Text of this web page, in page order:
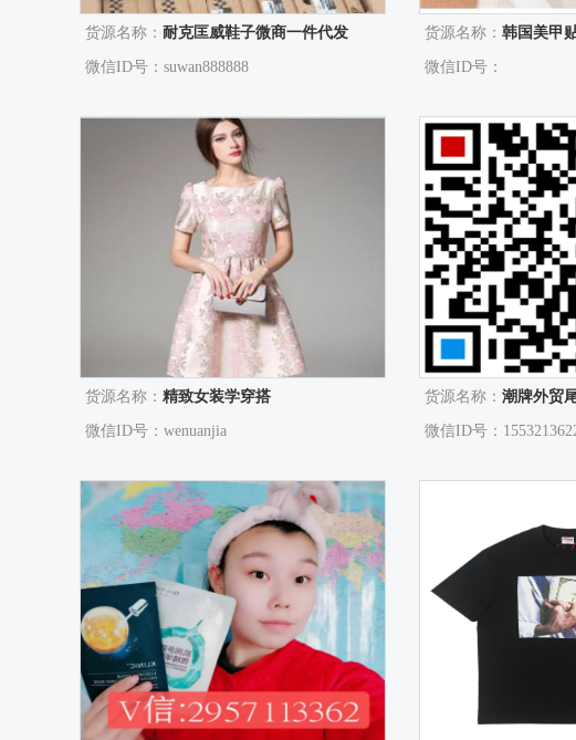
货源名称： 耐克匡威鞋子微商一件代发
微信ID号：suwan888888
货源名称： 韩国美甲
微信ID号：
货源名称： 精致女装学穿搭
微信ID号：wenuanjia
货源名称： 潮牌外贸
微信ID号：